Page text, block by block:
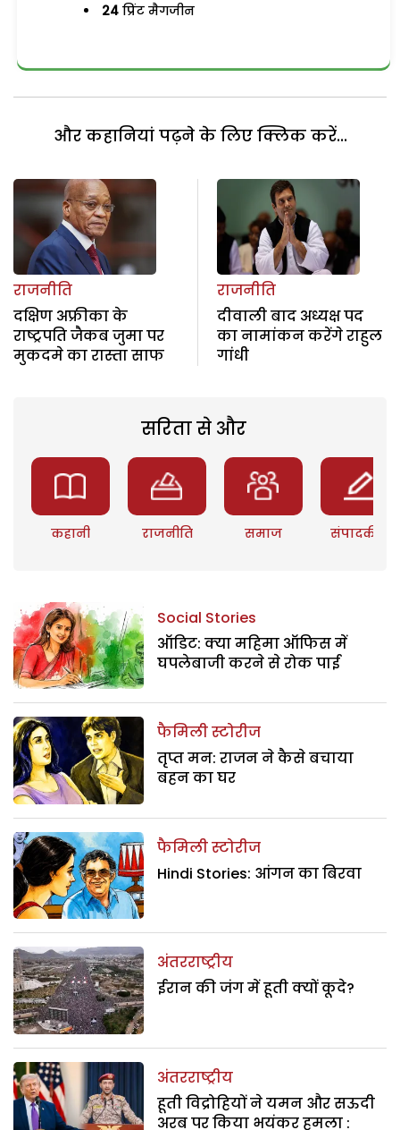
24 प्रिंट मैगजीन
और कहानियां पढ़ने के लिए क्लिक करें...
राजनीति
दक्षिण अफ्रीका के
राष्ट्रपति जैकब जुमा पर
मुकदमे का रास्ता साफ
राजनीति
दीवाली बाद अध्यक्ष पद
का नामांकन करेंगे राहुल
गांधी
सरिता से और
कहानी राजनीति समाज संपादकीय
Social Stories
ऑडिट: क्या महिमा ऑफिस में
घपलेबाजी करने से रोक पाई
फैमिली स्टोरीज
तृप्त मन: राजन ने कैसे बचाया
बहन का घर
फैमिली स्टोरीज
Hindi Stories: आंगन का बिरवा
अंतरराष्ट्रीय
ईरान की जंग में हूती क्यों कूदे?
अंतरराष्ट्रीय
हूती विद्रोहियों ने यमन और सऊदी
अरब पर किया भयंकर हमला :